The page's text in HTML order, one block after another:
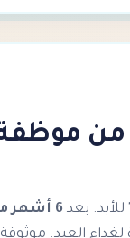
أشهر — من
بعد
6 أشهر
العيد. موثوقة